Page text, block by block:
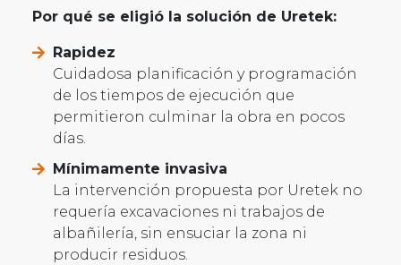
Por qué se eligió la solución de Uretek:
Rapidez
Cuidadosa planificación y programación
de los tiempos de ejecución que
permitieron culminar la obra en pocos
días.
Mínimamente invasiva
La intervención propuesta por Uretek no
requería excavaciones ni trabajos de
albañilería, sin ensuciar la zona ni
producir residuos.